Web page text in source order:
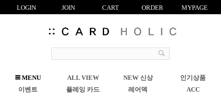
LOGIN JOIN CART ORDER MYPAGE
R
CMENU ALL VIEW NEW 신상
인기상품
이벤트
플레잉 카드 레어덱 ACC